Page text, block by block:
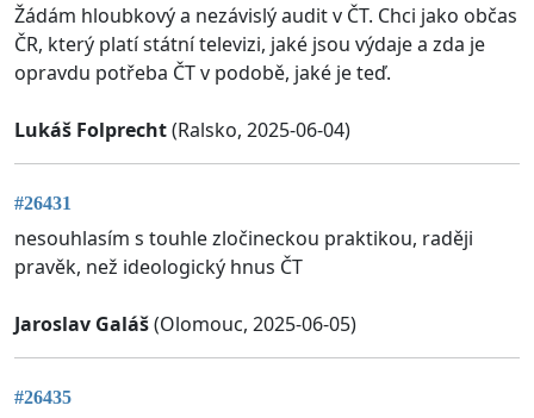
Žádám hloubkový a nezávislý audit v ČT. Chci jako občas
ČR, který platí státní televizi, jaké jsou výdaje a zda je
opravdu potřeba ČT v podobě, jaké je teď.
Lukáš Folprecht(Ralsko, 2025-06-04)
#26431
nesouhlasím s touhle zločineckou praktikou, raději
pravěk, než ideologický hnus ČT
Jaroslav Galáš(Olomouc, 2025-06-05)
#26435